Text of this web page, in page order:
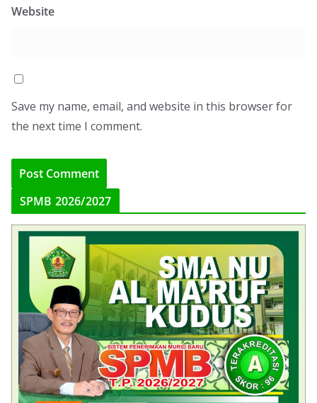
Website
Save my name, email, and website in this browser for
the next time I comment.
SPMB 2026/2027